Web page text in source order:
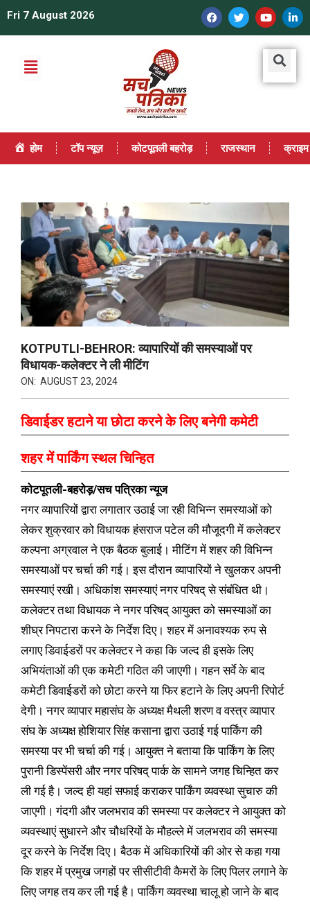
Fri 7 August 2026
होम टॉप न्यूज़ कोटपूतली बहरोड़ राजस्थान क्राइम
KOTPUTLI-BEHROR: व्यापारियों की समस्याओं पर
विधायक-कलेक्टर ने ली मीटिंग
ON: AUGUST 23, 2024
डिवाईडर हटाने या छोटा करने के लिए बनेगी कमेटी
शहर में पार्किंग स्थल चिन्हित
कोटपूतली-बहरोड़/सच पत्रिका न्यूज
नगर व्यापारियों द्वारा लगातार उठाई जा रही विभिन्न समस्याओं को
लेकर शुक्रवार को विधायक हंसराज पटेल की मौजूदगी में कलेक्टर
कल्पना अग्रवाल ने एक बैठक बुलाई। मीटिंग में शहर की विभिन्न
समस्याओं पर चर्चा की गई। इस दौरान व्यापारियों ने खुलकर अपनी
समस्याएं रखी। अधिकांश समस्याएं नगर परिषद् से संबंधित थी।
कलेक्टर तथा विधायक ने नगर परिषद् आयुक्त को समस्याओं का
शीघ्र निपटारा करने के निर्देश दिए। शहर में अनावश्यक रुप से
लगाए डिवाईडरों पर कलेक्टर ने कहा कि जल्द ही इसके लिए
अभियंताओं की एक कमेटी गठित की जाएगी। गहन सर्वे के बाद
कमेटी डिवाईडरों को छोटा करने या फिर हटाने के लिए अपनी रिपोर्ट
देगी। नगर व्यापार महासंघ के अध्यक्ष मैथली शरण व वस्त्र व्यापार
संघ के अध्यक्ष होशियार सिंह कसाना द्वारा उठाई गई पार्किंग की
समस्या पर भी चर्चा की गई। आयुक्त ने बताया कि पार्किंग के लिए
पुरानी डिस्पेंसरी और नगर परिषद् पार्क के सामने जगह चिन्हित कर
ली गई है। जल्द ही यहां सफाई कराकर पार्किंग व्यवस्था सुचारु की
जाएगी। गंदगी और जलभराव की समस्या पर कलेक्टर ने आयुक्त को
व्यवस्थाएं सुधारने और चौधरियों के मौहल्ले में जलभराव की समस्या
दूर करने के निर्देश दिए। बैठक में अधिकारियों की ओर से कहा गया
कि शहर में प्रमुख जगहों पर सीसीटीवी कैमरों के लिए पिलर लगाने के
लिए जगह तय कर ली गई है। पार्किंग व्यवस्था चालू हो जाने के बाद